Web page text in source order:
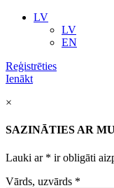
LV
LV
EN
Reģistrēties
Ienākt
×
SAZINĀTIES AR
Lauki ar * ir obligāti
Vārds, uzvārds *